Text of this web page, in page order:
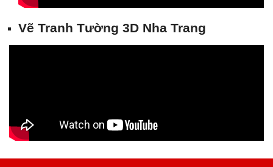
Vẽ Tranh Tường 3D Nha Trang